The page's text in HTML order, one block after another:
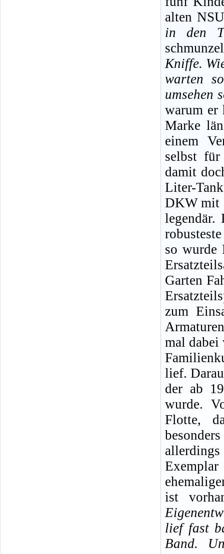
alten
in den
Kniffe.
warten
umsehen
warum er
Marke
einem
selbst
damit
Liter-
DKW mit
legendär.
so wurde
Garten
zum
mal dabei
lief.
der ab
wurde.
Flotte,
ist
lief fast
Band.